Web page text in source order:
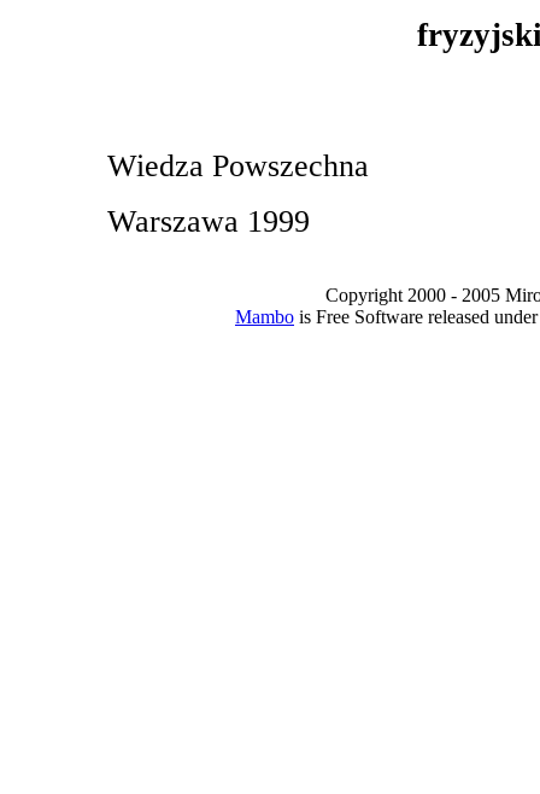
Wiedza Powszechna
Warszawa 1999
Copyright 2000 - 2005
Mambo is Free Software released